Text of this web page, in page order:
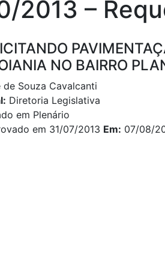
2013 –
NO BAIRRO
de Souza Cavalcanti
Diretoria Legislativa
em Plenário
em 31/07/2013 Em: 07/08/